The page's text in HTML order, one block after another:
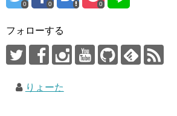
0 0 0
フォローする
りょーた